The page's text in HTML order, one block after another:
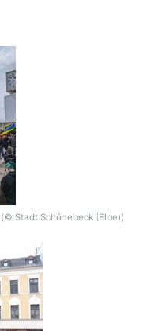
Stadt Schönebeck (Elbe))